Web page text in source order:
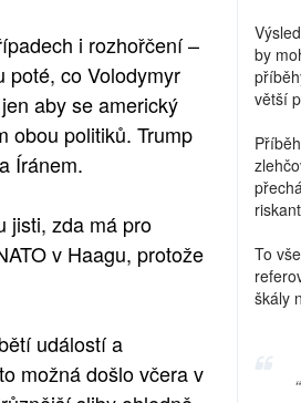
i rozhořčení –
poté, co Volodymyr
aby se americký
obou politiků. Trump
Íránem.
jisti, zda má pro
v Haagu, protože
událostí a
možná došlo včera v
by
větší
To
škály